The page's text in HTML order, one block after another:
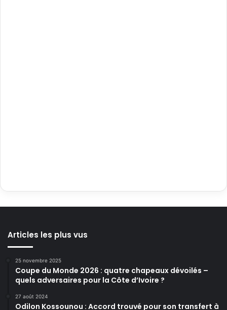
Articles les plus vus
25 novembre 2025
Coupe du Monde 2026 : quatre chapeaux dévoilés –
quels adversaires pour la Côte d’Ivoire ?
27 août 2024
Odilon Kossounou : Accord trouvé pour son transfert à